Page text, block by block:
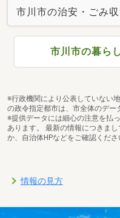
市川市の治安・ごみ
市川市の暮ら
※行政機関により公表していない
の政令指定都市は、市全体のデー
※提供データには細心の注意を払
あります。 最新の情報につきま
か、自治体HPなどをご確認くださ
情報の見方